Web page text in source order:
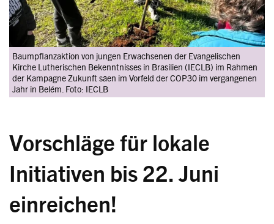
Baumpflanzaktion von jungen Erwachsenen der Evangelischen
Kirche Lutherischen Bekenntnisses in Brasilien (IECLB) im Rahmen
der Kampagne Zukunft säen im Vorfeld der COP30 im vergangenen
Jahr in Belém. Foto: IECLB
Vorschläge für lokale
Initiativen bis 22. Juni
einreichen!